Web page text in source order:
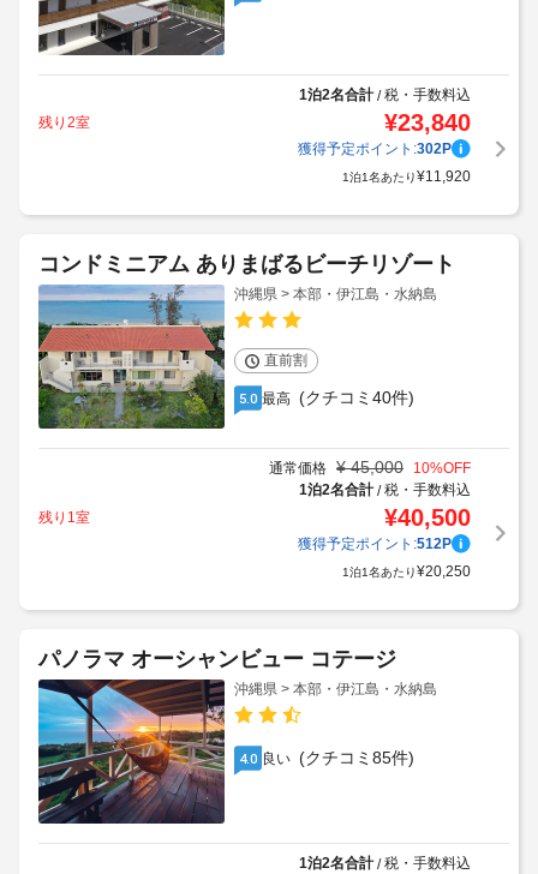
1泊2名合計/税・手数料込
残り2室
¥23,840
獲得予定ポイント:302P
1泊1名あたり¥11,920
コンドミニアム ありまばるビーチリゾート
沖縄県 > 本部・伊江島・水納島
直前割
5.0 最高 (クチコミ40件)
通常価格 ¥ 45,000 10%OFF
1泊2名合計/税・手数料込
残り1室
¥40,500
獲得予定ポイント:512P
1泊1名あたり¥20,250
パノラマ オーシャンビュー コテージ
沖縄県 > 本部・伊江島・水納島
4.0 良い (クチコミ85件)
1泊2名合計/税・手数料込